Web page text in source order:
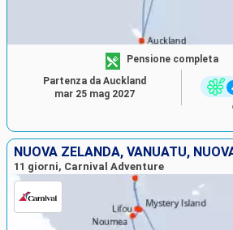
Pensione completa
Partenza da Auckland
mar 25 mag 2027
NUOVA ZELANDA, VANUATU,
11 giorni, Carnival Adventure